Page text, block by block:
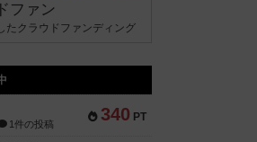
ファン
たクラウドファンディング
340 PT
1件の投稿